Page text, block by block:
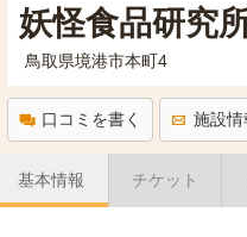
妖怪食品研究
鳥取県境港市本町4
口コミを書く 施設情
基本情報 チケット